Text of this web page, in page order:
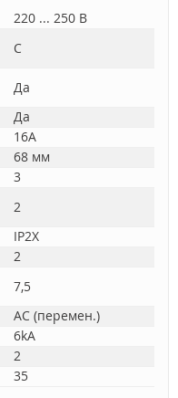
220 ... 250 В
C
Да
Да
16A
68 мм
3
2
IP2X
2
7,5
AC (перемен.)
6kA
2
35